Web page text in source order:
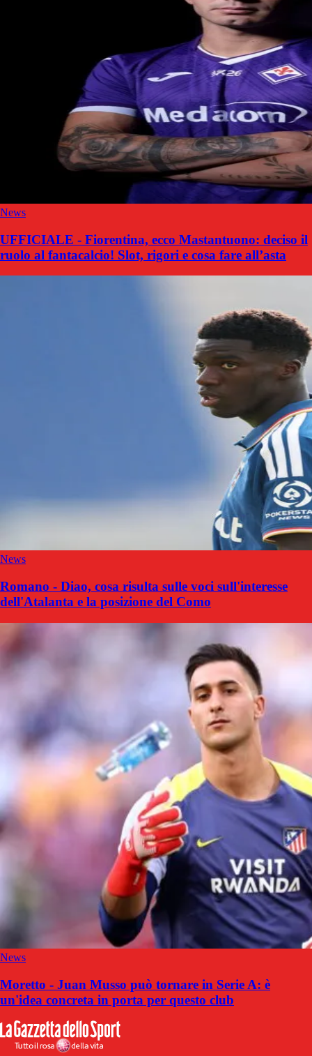
News
UFFICIALE - Fiorentina, ecco Mastantuono: deciso il
ruolo al fantacalcio! Slot, rigori e cosa fare all’asta
News
Romano - Diao, cosa risulta sulle voci sull'interesse
dell'Atalanta e la posizione del Como
News
Moretto - Juan Musso può tornare in Serie A: è
un'idea concreta in porta per questo club